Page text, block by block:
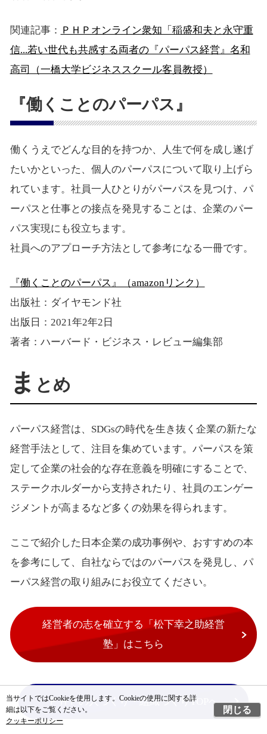
関連記事： ＰＨＰオンライン衆知「稲盛和夫と永守重
信...若い世代も共感する両者の『パーパス経営』名和
高司（一橋大学ビジネススクール客員教授）
『働くことのパーパス』
働くうえでどんな目的を持つか、人生で何を成し遂げ
たいかといった、個人のパーパスについて取り上げら
れています。社員一人ひとりがパーパスを見つけ、パ
ーパスと仕事との接点を発見することは、企業のパー
パス実現にも役立ちます。
社員へのアプローチ方法として参考になる一冊です。
『働くことのパーパス』（amazonリンク）
出版社：ダイヤモンド社
出版日：2021年2年2日
著者：ハーバード・ビジネス・レビュー編集部
ま とめ
パーパス経営は、SDGsの時代を生き抜く企業の新たな
経営手法として、注目を集めています。パーパスを策
定して企業の社会的な存在意義を明確にすることで、
ステークホルダーから支持されたり、社員のエンゲー
ジメントが高まるなど多くの効果を得られます。
ここで紹介した日本企業の成功事例や、おすすめの本
を参考にして、自社ならではのパーパスを発見し、パ
ーパス経営の取り組みにお役立てください。
経営者の志を確立する「松下幸之助経営
塾」はこちら
ＰＨＰの人づくり・組織づくりTOPへ
当サイトではCookieを使用します。Cookieの使用に関する詳
細は以下をご覧ください。
クッキーポリシー
閉じる